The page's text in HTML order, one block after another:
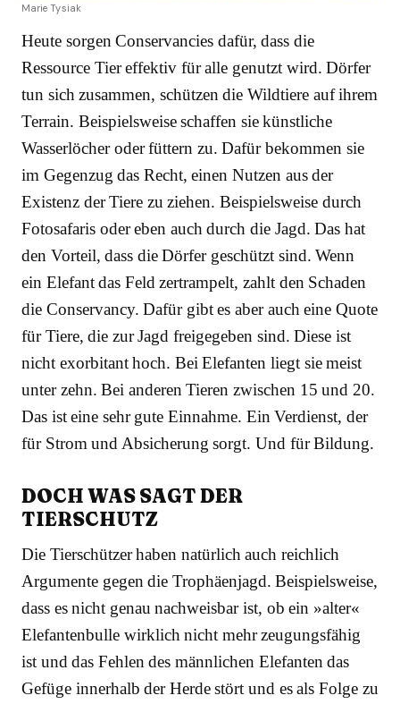
Marie Tysiak
Heute sorgen Conservancies dafür, dass die
Ressource Tier effektiv für alle genutzt wird. Dörfer
tun sich zusammen, schützen die Wildtiere auf ihrem
Terrain. Beispielsweise schaffen sie künstliche
Wasserlöcher oder füttern zu. Dafür bekommen sie
im Gegenzug das Recht, einen Nutzen aus der
Existenz der Tiere zu ziehen. Beispielsweise durch
Fotosafaris oder eben auch durch die Jagd. Das hat
den Vorteil, dass die Dörfer geschützt sind. Wenn
ein Elefant das Feld zertrampelt, zahlt den Schaden
die Conservancy. Dafür gibt es aber auch eine Quote
für Tiere, die zur Jagd freigegeben sind. Diese ist
nicht exorbitant hoch. Bei Elefanten liegt sie meist
unter zehn. Bei anderen Tieren zwischen 15 und 20.
Das ist eine sehr gute Einnahme. Ein Verdienst, der
für Strom und Absicherung sorgt. Und für Bildung.
DOCH WAS SAGT DER
TIERSCHUTZ
Die Tierschützer haben natürlich auch reichlich
Argumente gegen die Trophäenjagd. Beispielsweise,
dass es nicht genau nachweisbar ist, ob ein »alter«
Elefantenbulle wirklich nicht mehr zeugungsfähig
ist und das Fehlen des männlichen Elefanten das
Gefüge innerhalb der Herde stört und es als Folge zu